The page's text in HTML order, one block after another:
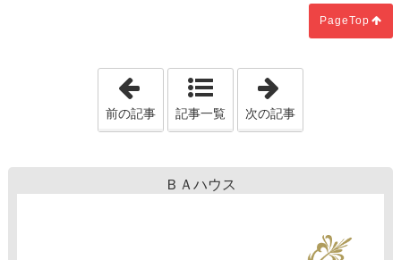
PageTop
「平屋新築住宅、おしゃれな屋根を葺き
前の記事 記事一覧 次の記事
ＢＡハウス